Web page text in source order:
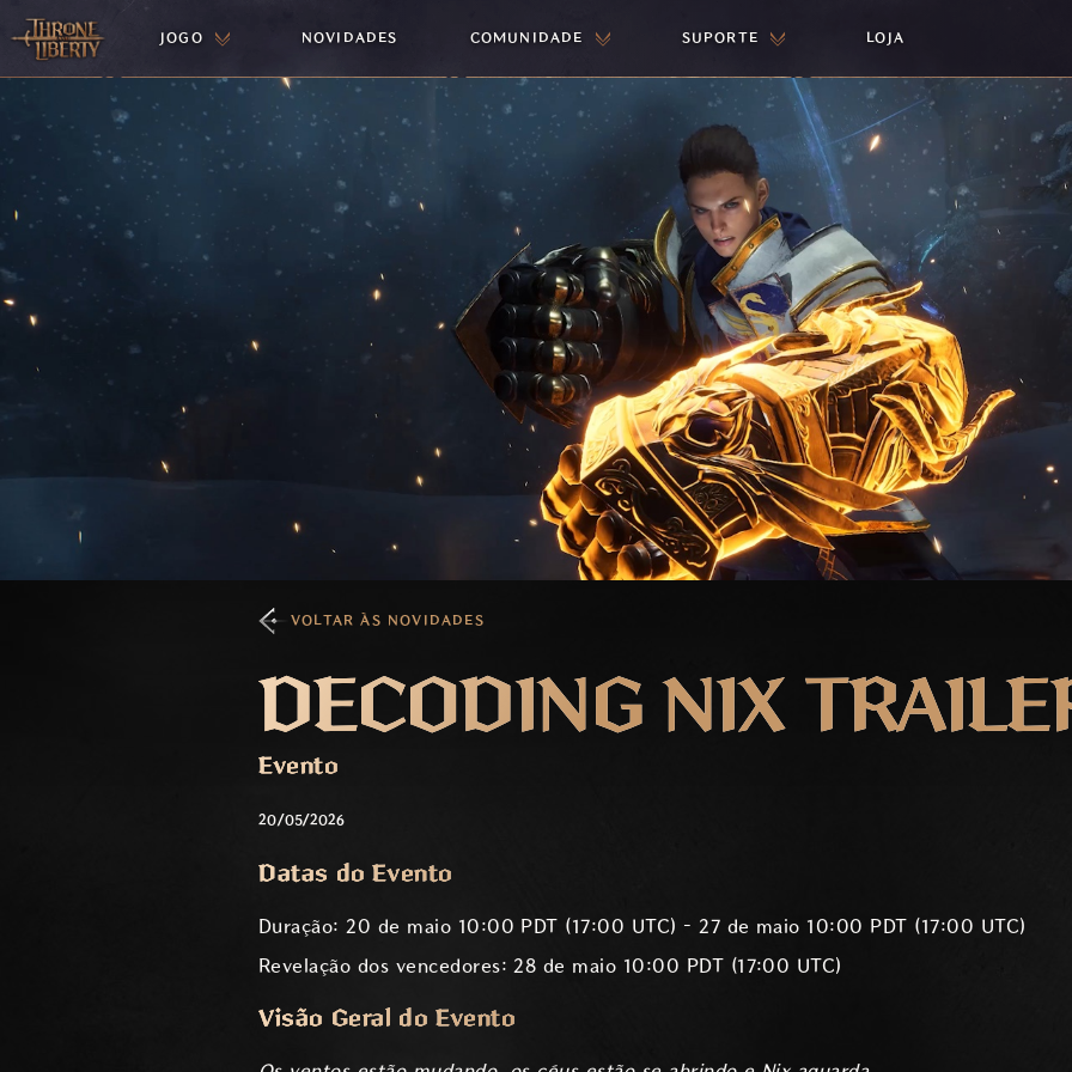
JOGO NOVIDADES COMUNIDADE SUPORTE LOJA
VOLTAR ÀS NOVIDADES
DECODING NIX
Evento
20/05/2026
Datas do Evento
Duração: 20 de maio 10:00 PDT (17:00 UTC) – 27 de maio 10:00 PDT (17:00 UTC)
Revelação dos vencedores: 28 de maio 10:00 PDT (17:00 UTC)
Visão Geral do Evento